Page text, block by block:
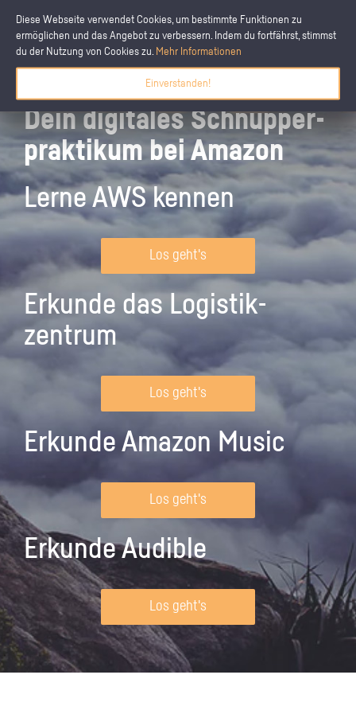
Diese Webseite verwendet Cookies, um bestimmte Funktionen zu
ermöglichen und das Angebot zu verbessern. Indem du fortfährst, stimmst
du der Nutzung von Cookies zu. Mehr Informationen
Einverstanden!
Dein digitales Schnupper­
praktikum bei Amazon
Lerne AWS kennen
Los geht's
Erkunde das Logistik­
zentrum
Los geht's
Erkunde Amazon Music
Los geht's
Erkunde Audible
Los geht's